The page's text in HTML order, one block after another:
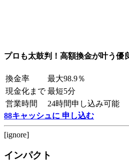
プロも太鼓判！高額換金が叶う優
換金率
最大98.9％
現金化まで 最短5分
営業時間
24時間申し込み可能
88キャッシュに 申し込む
[ignore]
インパクト